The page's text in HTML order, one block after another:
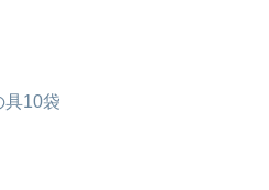
具10袋